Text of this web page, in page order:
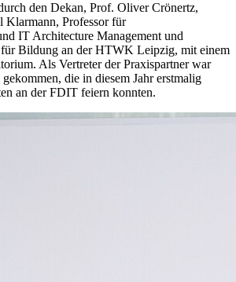
den Dekan, Prof. Oliver Crönertz,
Klarmann, Professor für
IT Architecture Management und
für Bildung an der HTWK Leipzig, mit einem
Als Vertreter der Praxispartner war
die in diesem Jahr erstmalig
an der FDIT feiern konnten.